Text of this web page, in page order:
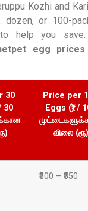
Kozhi and
or 100-
help you
egg prices
30
30
Price per
Eggs (₹) /
விலை (ரூ)
₹500 – ₹550